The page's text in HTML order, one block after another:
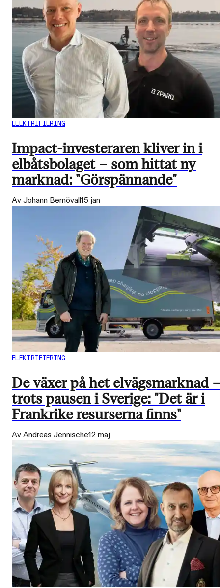
ELEKTRIFIERING
Impact-investeraren kliver in i
elbåtsbolaget – som hittat ny
marknad: "Görspännande"
Av Johann Bernövall15 jan
ELEKTRIFIERING
De växer på het elvägsmarknad
trots pausen i Sverige: "Det är i
Frankrike resurserna finns"
Av Andreas Jennische12 maj